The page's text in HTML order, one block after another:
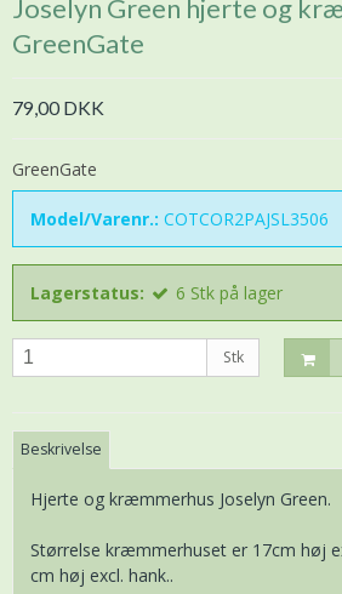
Joselyn Green hjerte og
GreenGate
79,00 DKK
GreenGate
Model/Varenr.: COTCOR2PAJSL3506
Lagerstatus: 6 Stk på lager
Stk
Beskrivelse
Hjerte og kræmmerhus Joselyn Green.
Størrelse kræmmerhuset er 17cm høj
cm høj excl. hank..